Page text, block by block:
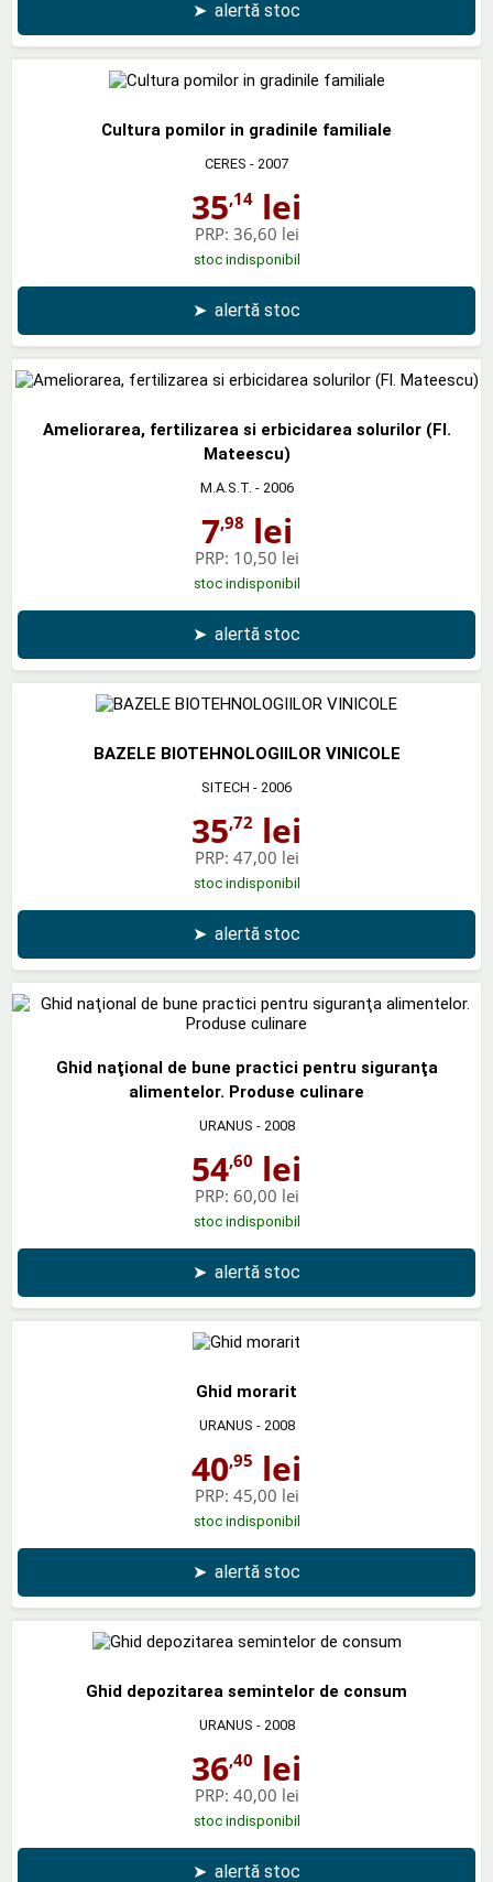
➤ alertă stoc
Cultura pomilor in gradinile familiale
CERES - 2007
35,14 lei
PRP: 36,60 lei
stoc indisponibil
➤ alertă stoc
Ameliorarea, fertilizarea si erbicidarea solurilor (Fl.
Mateescu)
M.A.S.T. - 2006
7,98 lei
PRP: 10,50 lei
stoc indisponibil
➤ alertă stoc
BAZELE BIOTEHNOLOGIILOR VINICOLE
SITECH - 2006
35,72 lei
PRP: 47,00 lei
stoc indisponibil
➤ alertă stoc
Ghid naţional de bune practici pentru siguranţa
alimentelor. Produse culinare
URANUS - 2008
54,60 lei
PRP: 60,00 lei
stoc indisponibil
➤ alertă stoc
Ghid morarit
URANUS - 2008
40,95 lei
PRP: 45,00 lei
stoc indisponibil
➤ alertă stoc
Ghid depozitarea semintelor de consum
URANUS - 2008
36,40 lei
PRP: 40,00 lei
stoc indisponibil
➤ alertă stoc